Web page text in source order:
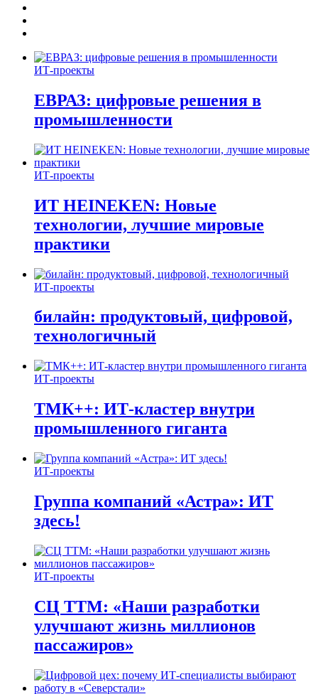
ИТ-проекты
ЕВРАЗ: цифровые решения в
промышленности
ИТ-проекты
ИТ HEINEKEN: Новые
технологии, лучшие мировые
практики
ИТ-проекты
билайн: продуктовый, цифровой,
технологичный
ИТ-проекты
ТМК++: ИТ-кластер внутри
промышленного гиганта
ИТ-проекты
Группа компаний «Астра»: ИТ
здесь!
ИТ-проекты
СЦ ТТМ: «Наши разработки
улучшают жизнь миллионов
пассажиров»